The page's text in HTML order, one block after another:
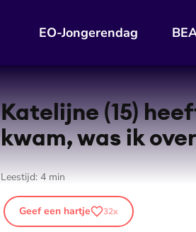
EO-Jongerendag
Katelijne (15)
kwam, was ik
Leestijd: 4 min
Geef een hartje 32x